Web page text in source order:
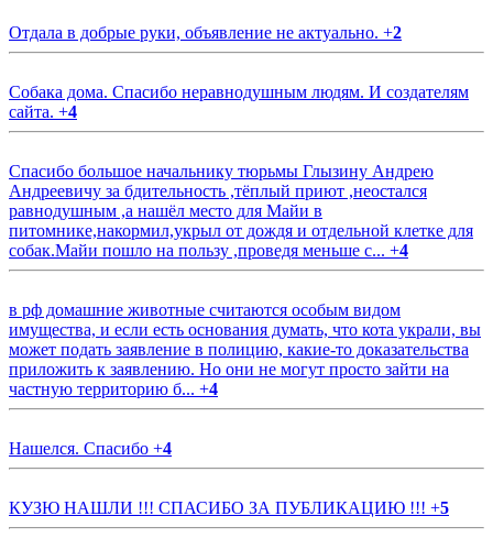
Отдала в добрые руки, объявление не актуально. +2
Собака дома. Спасибо неравнодушным людям. И создателям
сайта. +4
Спасибо большое начальнику тюрьмы Глызину Андрею
Андреевичу за бдительность ,тёплый приют ,неостался
равнодушным ,а нашёл место для Майи в
питомнике,накормил,укрыл от дождя и отдельной клетке для
собак.Майи пошло на пользу ,проведя меньше с... +4
в рф домашние животные считаются особым видом
имущества, и если есть основания думать, что кота украли, вы
может подать заявление в полицию, какие-то доказательства
приложить к заявлению. Но они не могут просто зайти на
частную территорию б... +4
Нашелся. Спасибо +4
КУЗЮ НАШЛИ !!! СПАСИБО ЗА ПУБЛИКАЦИЮ !!! +5